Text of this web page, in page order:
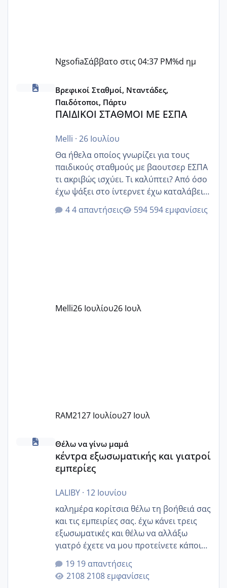
NgsofiaΣάββατο στις 04:37 PM%d ημ
ΠΑΙΔΙΚΟΙ ΣΤΑΘΜΟΙ ΜΕ ΕΣΠΑ
Βρεφικοί Σταθμοί, Νταντάδες,
Παιδότοποι, Πάρτυ
ΠΑΙΔΙΚΟΙ ΣΤΑΘΜΟΙ ΜΕ ΕΣΠΑ
Melli · 26 Ιουλίου
Θα ήθελα οποίος γνωρίζει για τους
παιδικούς σταθμούς με βαουτσερ ΕΣΠΑ
τι ακριβώς ισχύει. Τι καλύπτει? Από όσο
έχω ψάξει στο ίντερνετ έχω καταλάβει
ότι το βαουτσερ καλύπτει όλα τα
δίδακτρα και τα τροφεια του ιδιωτικού
Εγώ πήγα σε έναν ιδιωτικό παιδικό στ
4 απαντήσεις 594 εμφανίσεις
Melli26 Ιουλίου26 Ιουλ
RAM2127 Ιουλίου27 Ιουλ
κέντρα εξωσωματικής και γιατροί εμπερίες
Θέλω να γίνω μαμά
κέντρα εξωσωματικής και γιατροί
εμπερίες
LALIBY· 12 Ιουνίου
καλημέρα κορίτσια θέλω τη βοήθειά σας
και τις εμπειρίες σας. έχω κάνει τρεις
εξωσωματικές και θέλω να αλλάξω
γιατρό έχετε να μου προτείνετε κάποιον
που μείνατε ευχαριστημένες και είχατε
επιιτυχία? έκανα στο υγεία με τον
ζερβομανωλάκη (δεν το εψαξε καθόλου
19 απαντήσεις
2108 εμφανίσεις